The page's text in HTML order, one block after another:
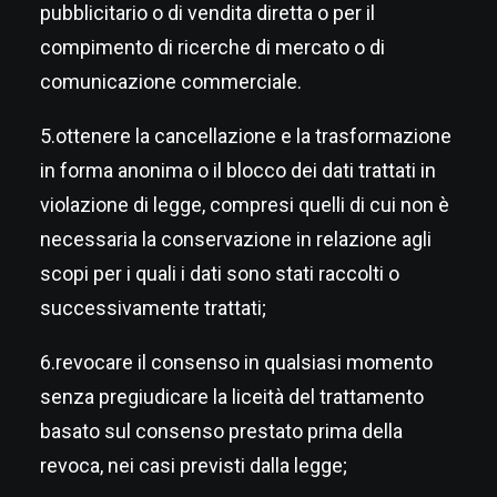
pubblicitario o di vendita diretta o per il
compimento di ricerche di mercato o di
comunicazione commerciale.
5.ottenere la cancellazione e la trasformazione
in forma anonima o il blocco dei dati trattati in
violazione di legge, compresi quelli di cui non è
necessaria la conservazione in relazione agli
scopi per i quali i dati sono stati raccolti o
successivamente trattati;
6.revocare il consenso in qualsiasi momento
senza pregiudicare la liceità del trattamento
basato sul consenso prestato prima della
revoca, nei casi previsti dalla legge;